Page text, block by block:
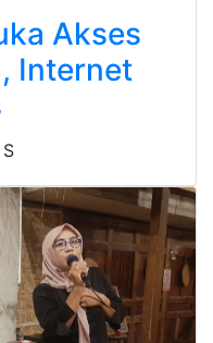
Akses
Internet